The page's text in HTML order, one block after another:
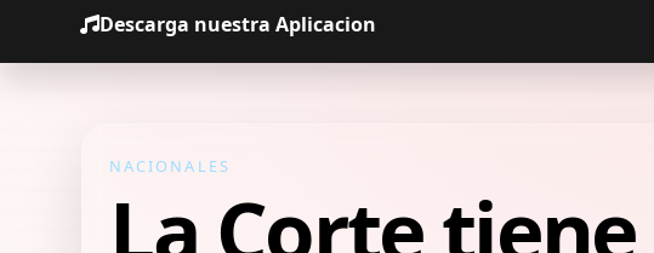
Descarga nuestra Aplicacion
NACIONALES
La Corte